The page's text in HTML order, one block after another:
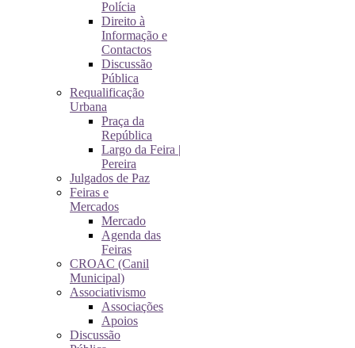
Polícia
Direito à
Informação e
Contactos
Discussão
Pública
Requalificação
Urbana
Praça da
República
Largo da Feira |
Pereira
Julgados de Paz
Feiras e
Mercados
Mercado
Agenda das
Feiras
CROAC (Canil
Municipal)
Associativismo
Associações
Apoios
Discussão